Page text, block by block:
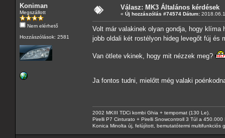
Koniman
Megszállott
Nem elérhető
Hozzászólások: 2581
Válasz: MK3 Általános kérdések
« Új hozzászólás #74574 Dátum:
Volt már valakinek olyan gondja, hogy
jobb oldali két rostélyon hideg levegőt fúj
Van ötlete vkinek, hogy mit nézzek meg?
Ja fontos tudni, mielőtt még valaki
2002 MKIII TDCi kombi Ghia + tempomat (130 Le).
Pirelli P7 Cinturato + Pirelli Snowcontroll 3 Túl a 450.000
Konica Minolta új, felújított, bemutatótermi